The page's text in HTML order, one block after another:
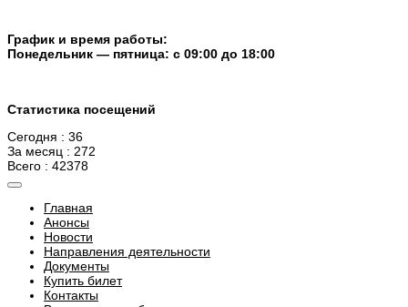
График и время работы:
Понедельник — пятница: с 09:00 до 18:00
Статистика посещений
Сегодня : 36
За месяц : 272
Всего : 42378
Главная
Анонсы
Новости
Направления деятельности
Документы
Купить билет
Контакты